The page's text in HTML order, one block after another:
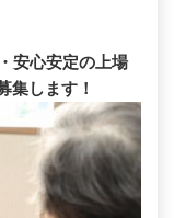
安心安定の上場
集します！